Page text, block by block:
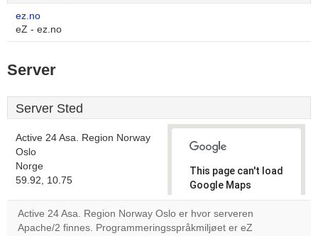
ez.no
eZ - ez.no
Server
Server Sted
Active 24 Asa. Region Norway
Oslo
Norge
59.92, 10.75
This page can't load
Google Maps
correctly.
Do you
Active 24 Asa. Region Norway Oslo er hvor serveren
Apache/2 finnes. Programmeringsspråkmiljøet er eZ